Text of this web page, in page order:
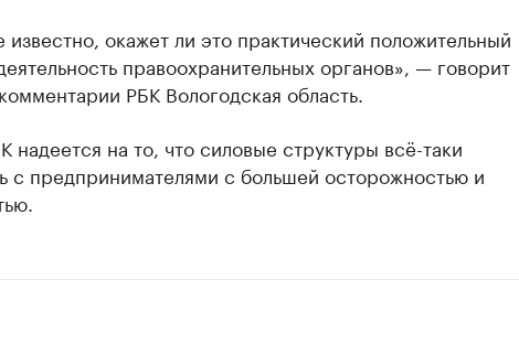
известно, окажет ли это практический положительный
правоохранительных органов», — говорит
РБК Вологодская область.
надеется на то, что силовые структуры всё-таки
с предпринимателями с большей осторожностью и